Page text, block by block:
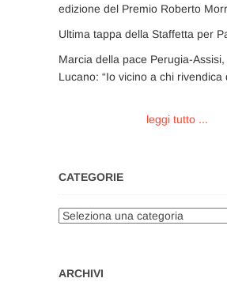
edizione del Premio Roberto
Ultima tappa della Staffetta per
Marcia della pace Perugia-
Lucano: “Io vicino a chi rivendica
leggi tutto ...
CATEGORIE
Categorie
ARCHIVI